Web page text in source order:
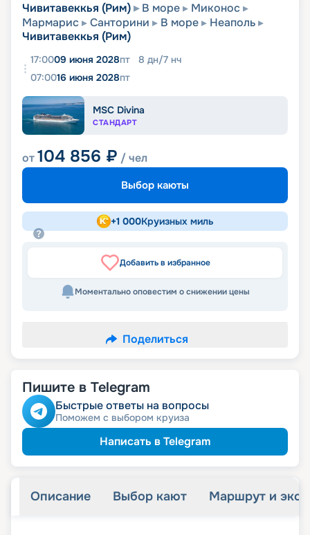
Чивитавеккья (Рим) В море
Миконос
Мармарис
Санторини В море
Неаполь
Чивитавеккья (Рим)
17:0009 июня 2028пт 8 дн/7 нч
07:0016 июня 2028пт
MSC Divina
СТАНДАРТ
от104 856 ₽ / чел
Выбор каюты
+1 000Круизных миль
Добавить в избранное
Моментально оповестим о снижении цены
Поделиться
Пишите в Telegram
Быстрые ответы на вопросы
Поможем с выбором круиза
Написать в Telegram
Описание Выбор кают Маршрут и